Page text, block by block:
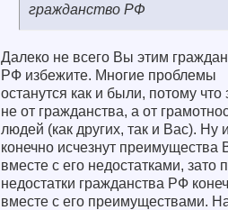
гражданство РФ
Далеко не всего Вы этим
РФ избежите. Многие проблемы
останутся как и были, потому что
не от гражданства, а от
людей (как других, так и Вас). Ну
конечно исчезнут
вместе с его недостатками, зато
недостатки гражданства РФ
вместе с его преимуществами.